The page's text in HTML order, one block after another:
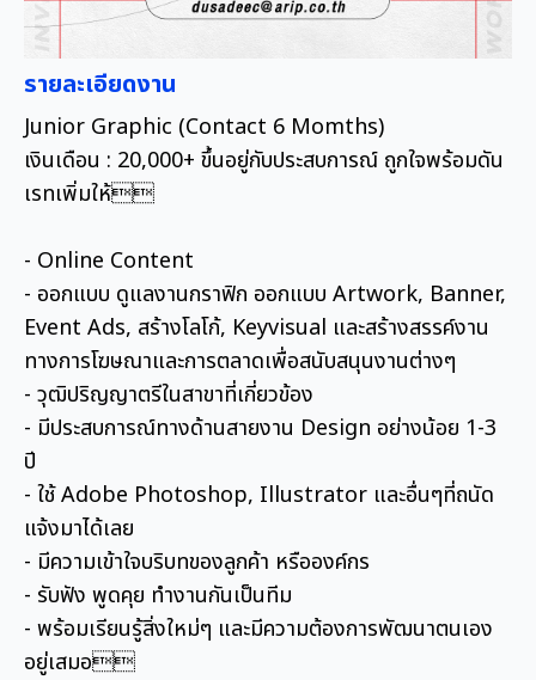
รายละเอียดงาน
Junior Graphic (Contact 6 Momths)
เงินเดือน : 20,000+ ขึ้นอยู่กับประสบการณ์ ถูกใจพร้อมดัน
เรทเพิ่มให้
- Online Content
- ออกแบบ ดูแลงานกราฟิก ออกแบบ Artwork, Banner,
Event Ads, สร้างโลโก้, Keyvisual และสร้างสรรค์งาน
ทางการโฆษณาและการตลาดเพื่อสนับสนุนงานต่างๆ
- วุฒิปริญญาตรีในสาขาที่เกี่ยวข้อง
- มีประสบการณ์ทางด้านสายงาน Design อย่างน้อย 1-3
ปี
- ใช้ Adobe Photoshop, Illustrator และอื่นๆที่ถนัด
แจ้งมาได้เลย
- มีความเข้าใจบริบทของลูกค้า หรือองค์กร
- รับฟัง พูดคุย ทำงานกันเป็นทีม
- พร้อมเรียนรู้สิ่งใหม่ๆ และมีความต้องการพัฒนาตนเอง
อยู่เสมอ